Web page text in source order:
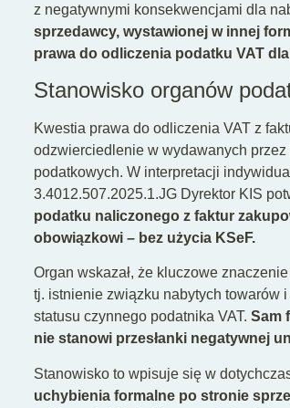
z negatywnymi konsekwencjami dla
sprzedawcy, wystawionej w innej
prawa do odliczenia podatku VAT
Stanowisko organów
Kwestia prawa do odliczenia VAT z
odzwierciedlenie w wydawanych
podatkowych. W interpretacji
3.4012.507.2025.1.JG Dyrektor KIS
podatku naliczonego z faktur
obowiązkowi – bez użycia KSeF.
Organ wskazał, że kluczowe
tj. istnienie związku nabytych towarów
statusu czynnego podatnika VAT. Sam
nie stanowi przesłanki negatywnej
Stanowisko to wpisuje się w
uchybienia formalne po stronie